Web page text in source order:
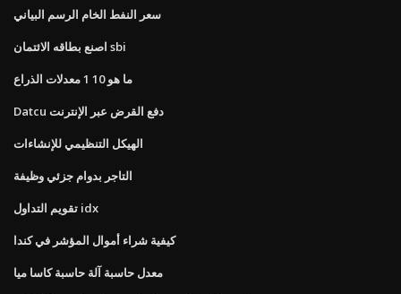
سعر النفط الخام الرسم البياني
اصنع بطاقه الائتمان sbi
ما هو 10 1 معدلات الذراع
Datcu دفع القرض عبر الإنترنت
الهيكل التنظيمي للإنشاءات
التاجر بدوام جزئي وظيفة
تقويم التداول idx
كيفية شراء أموال المؤشر في كندا
معدل حاسبة آلة حاسبة كاسا ميا